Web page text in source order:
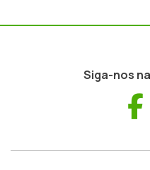
Siga-nos